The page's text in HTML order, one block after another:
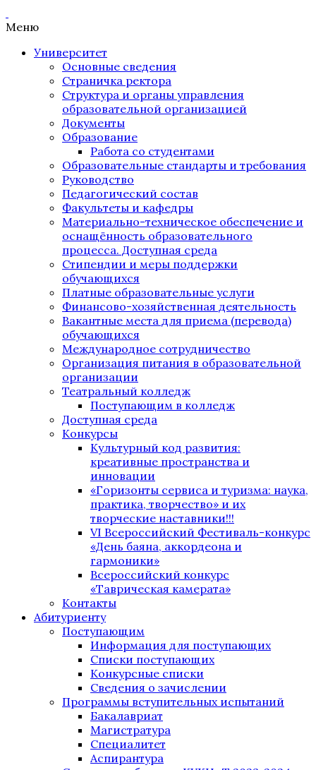
Меню
Университет
Основные сведения
Страничка ректора
Структура и органы управления
образовательной организацией
Документы
Образование
Работа со студентами
Образовательные стандарты и требования
Руководство
Педагогический состав
Факультеты и кафедры
Материально-техническое обеспечение и
оснащённость образовательного
процесса. Доступная среда
Стипендии и меры поддержки
обучающихся
Платные образовательные услуги
Финансово-хозяйственная деятельность
Вакантные места для приема (перевода)
обучающихся
Международное сотрудничество
Организация питания в образовательной
организации
Театральный колледж
Поступающим в колледж
Доступная среда
Конкурсы
Культурный код развития:
креативные пространства и
инновации
«Горизонты сервиса и туризма: наука,
практика, творчество» и их
творческие наставники!!!
VI Всероссийский Фестиваль-конкурс
«День баяна, аккордеона и
гармоники»
Всероссийский конкурс
«Таврическая камерата»
Контакты
Абитуриенту
Поступающим
Информация для поступающих
Списки поступающих
Конкурсные списки
Сведения о зачислении
Программы вступительных испытаний
Бакалавриат
Магистратура
Специалитет
Аспирантура